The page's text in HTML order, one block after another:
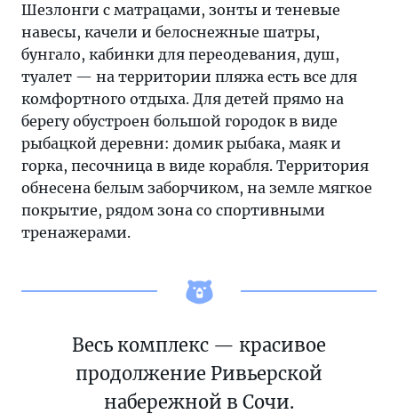
Шезлонги с матрацами, зонты и теневые
навесы, качели и белоснежные шатры,
бунгало, кабинки для переодевания, душ,
туалет — на территории пляжа есть все для
комфортного отдыха. Для детей прямо на
берегу обустроен большой городок в виде
рыбацкой деревни: домик рыбака, маяк и
горка, песочница в виде корабля. Территория
обнесена белым заборчиком, на земле мягкое
покрытие, рядом зона со спортивными
тренажерами.
Весь комплекс — красивое
продолжение Ривьерской
набережной в Сочи.